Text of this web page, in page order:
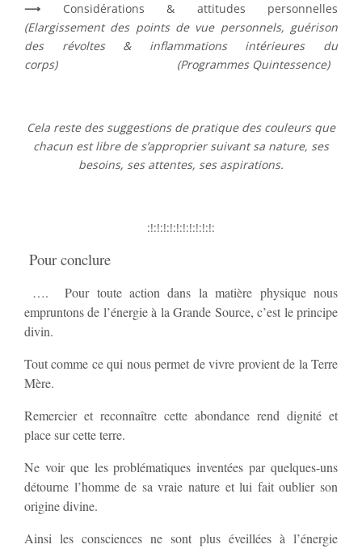
⟶ Considérations & attitudes personnelles
(Elargissement des points de vue personnels, guérison
des révoltes & inflammations intérieures du
corps) (Programmes Quintessence)
Cela reste des suggestions de pratique des couleurs que
chacun est libre de s’approprier suivant sa nature, ses
besoins, ses attentes, ses aspirations.
:!:!:!:!:!:!:!:!:!:!:
Pour conclure
…. Pour toute action dans la matière physique nous
empruntons de l’énergie à la Grande Source, c’est le principe
divin.
Tout comme ce qui nous permet de vivre provient de la Terre
Mère.
Remercier et reconnaître cette abondance rend dignité et
place sur cette terre.
Ne voir que les problématiques inventées par quelques-uns
détourne l’homme de sa vraie nature et lui fait oublier son
origine divine.
Ainsi les consciences ne sont plus éveillées à l’énergie